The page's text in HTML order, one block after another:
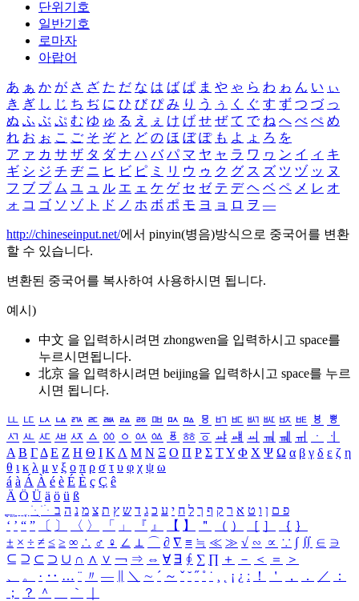
단위기호
일반기호
로마자
아랍어
あ ぁ か が さ ざ た だ な は ば ぱ ま や ゃ ら わ ゎ ん い ぃ
き ぎ し じ ち ぢ に ひ び ぴ み り う ぅ く ぐ す ず つ づ っ
ぬ ふ ぶ ぷ む ゆ ゅ る え ぇ け げ せ ぜ て で ね へ べ ぺ め
れ お ぉ こ ご そ ぞ と ど の ほ ぼ ぽ も よ ょ ろ を
ア ァ カ サ ザ タ ダ ナ ハ バ パ マ ヤ ャ ラ ワ ヮ ン イ ィ キ
ギ シ ジ チ ヂ ニ ヒ ビ ピ ミ リ ウ ゥ ク グ ス ズ ツ ヅ ッ ヌ
フ ブ プ ム ユ ュ ル エ ェ ケ ゲ セ ゼ テ デ ヘ ベ ペ メ レ オ
ォ コ ゴ ソ ゾ ト ド ノ ホ ボ ポ モ ヨ ョ ロ ヲ ―
http://chineseinput.net/에서 pinyin(병음)방식으로 중국어를 변환
할 수 있습니다.
변환된 중국어를 복사하여 사용하시면 됩니다.
예시)
中文 을 입력하시려면 zhongwen을 입력하시고 space를
누르시면됩니다.
北京 을 입력하시려면 beijing을 입력하시고 space를 누르
시면 됩니다.
ㅥ ㅦ ㅧ ㅨ ㅩ ㅪ ㅫ ㅬ ㅭ ㅮ ㅯ ㅰ ㅱ ㅲ ㅳ ㅴ ㅵ ㅶ ㅷ ㅸ
ㅹ
ㅺ ㅻ ㅼ ㅽ ㅾ ㅿ ㆀ ㆁ ㆂ ㆃ ㆄ ㆅ ㆆ ㆇ ㆈ ㆉ ㆊ ㆋ ㆌ ㆍ
ㆎ
Α Β ΓΔ Ε Ζ Η Θ Ι ΚΛ Μ Ν Ξ Ο Π Ρ Σ ΤΥ Φ Χ Ψ Ω α β γ δ ε ζ η
θ ι κ λ μ ν ξ ο π ρ σ τ υ φ χ ψ ω
á à Á À é è É È ç Ç ê
Ä Ö Ü ä ö ü ß
ִֶֹ ֻּ ׁׂ פ ם ן ו ט א ר ק ף ך ל ח י ע כ ג ד ש ץ ת צ מ נ ה ב
‘ ’ “ ” 〔 〕 〈 〉 「 」 『 』 【 】 ＂ （ ） ［ ］ ｛ ｝
± × ÷ ≠ ≤ ≥ ∞ ∴ ♂ ♀ ∠ ⊥ ⌒ ∂ ∇ ≡ ≒ ≪ ≫ √ ∽ ∝ ∵ ∫ ∬ ∈ ∋
⊆ ⊇ ⊂ ⊃ ∪ ∩ ∧ ∨ ￢ ⇒ ⇔ ∀ ∃ ∮ ∑ ∏ ＋ － ＜ ＝
＞
、
。 · ‥ … ¨ 〃 ― ＼ ∼ ´ ～ ˇ ˘ ˝ ˚ ˙ ¸ ¡ ¿ ː ！ ＇ ， ． ／
：
；
？ ＾ ｀